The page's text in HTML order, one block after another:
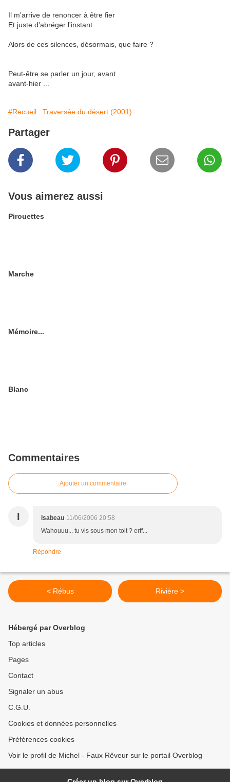
Il m'arrive de renoncer à être fier
Et juste d'abréger l'instant
Alors de ces silences, désormais, que faire ?
Peut-être se parler un jour, avant
avant-hier ...
#Recueil : Traversée du désert (2001)
Partager
Vous aimerez aussi
Pirouettes
Marche
Mémoire...
Blanc
Commentaires
Ajouter un commentaire
I Isabeau 11/06/2006 20:58
Wahouuu... tu vis sous mon toit ? erff...
Répondre
< Rébus Rivière >
Hébergé par Overblog
Top articles
Pages
Contact
Signaler un abus
C.G.U.
Cookies et données personnelles
Préférences cookies
Voir le profil de Michel - Faux Rêveur sur le portail Overblog